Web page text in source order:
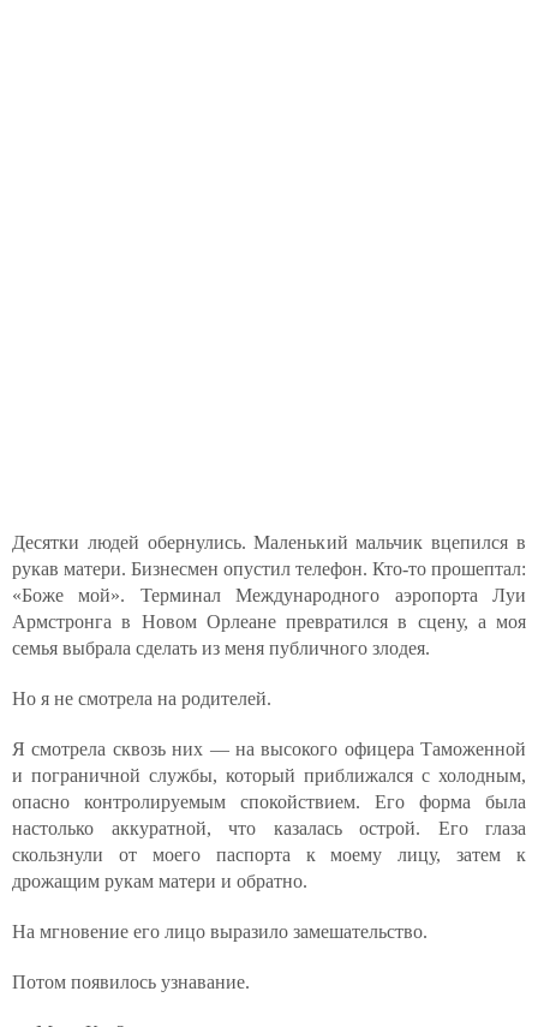
Десятки людей обернулись. Маленький мальчик вцепился в
рукав матери. Бизнесмен опустил телефон. Кто-то прошептал:
«Боже мой». Терминал Международного аэропорта Луи
Армстронга в Новом Орлеане превратился в сцену, а моя
семья выбрала сделать из меня публичного злодея.
Но я не смотрела на родителей.
Я смотрела сквозь них — на высокого офицера Таможенной
и пограничной службы, который приближался с холодным,
опасно контролируемым спокойствием. Его форма была
настолько аккуратной, что казалась острой. Его глаза
скользнули от моего паспорта к моему лицу, затем к
дрожащим рукам матери и обратно.
На мгновение его лицо выразило замешательство.
Потом появилось узнавание.